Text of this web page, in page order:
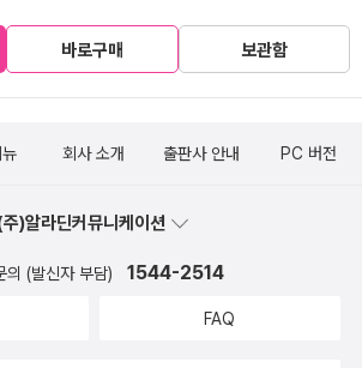
바로구매 보관함
회사 소개 출판사 안내 PC 버전
)알라딘커뮤니케이션
의 (발신자 부담) 1544-2514
FAQ